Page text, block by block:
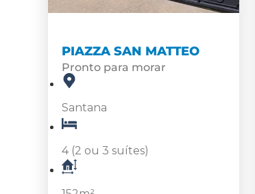
PIAZZA SAN MATTEO
Pronto para morar
Santana
4 (2 ou 3 suítes)